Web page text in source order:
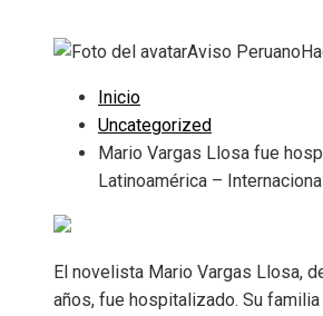
Aviso Peruano
Inicio
Uncategorized
Mario Vargas Llosa fue
Latinoamérica – Internacional
El novelista Mario Vargas Llosa,
años, fue hospitalizado. Su familia